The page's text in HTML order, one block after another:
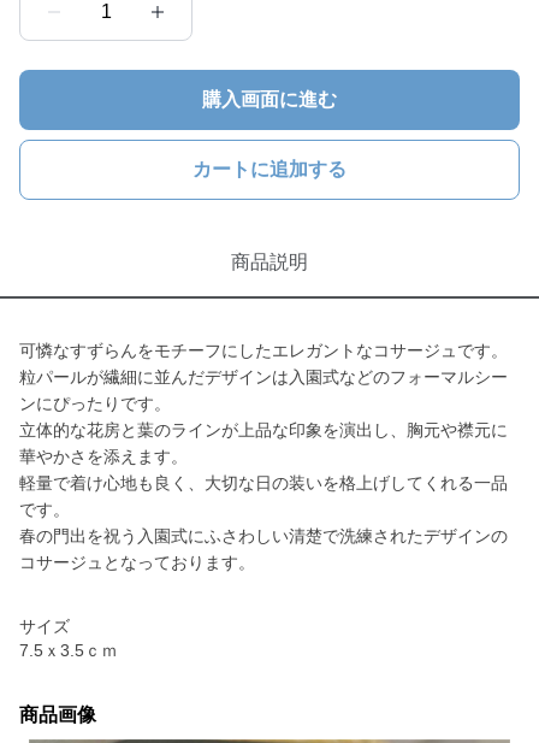
1
購入画面に進む
カートに追加する
商品説明
可憐なすずらんをモチーフにしたエレガントなコサージュです。
粒パールが繊細に並んだデザインは入園式などのフォーマルシー
ンにぴったりです。
立体的な花房と葉のラインが上品な印象を演出し、胸元や襟元に
華やかさを添えます。
軽量で着け心地も良く、大切な日の装いを格上げしてくれる一品
です。
春の門出を祝う入園式にふさわしい清楚で洗練されたデザインの
コサージュとなっております。
サイズ
7.5ｘ3.5ｃｍ
商品画像